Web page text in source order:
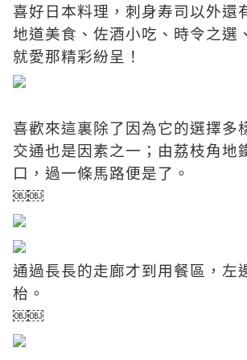
喜好日本料理，刺身寿司以外還
地道美食、佐酒小吃、時令之選
就愛那精彩紛呈！
喜歡來這裏除了因為它的選擇多
交通也是因素之一；由荔枝角地
口，過一條馬路便是了。
￼￼
通過長長的走廊才到用餐區，左
枱。
￼￼